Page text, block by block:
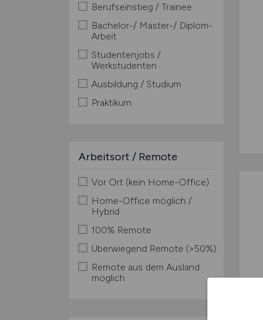
Berufseinstieg / Trainee
Bachelor-/ Master-/ Diplom-
Arbeit
Studentenjobs /
Werkstudenten
Ausbildung / Studium
Praktikum
Arbeitsort / Remote
Vor Ort (kein Home-Office)
Home-Office möglich /
Hybrid
100% Remote
Überwiegend Remote (>50%)
Remote aus dem Ausland
möglich